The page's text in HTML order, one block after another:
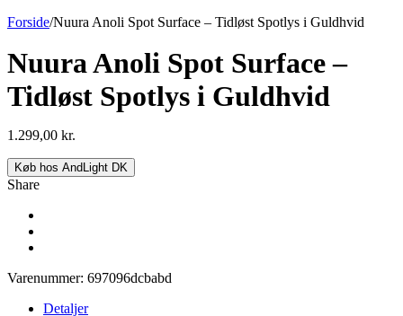
Forside/Nuura Anoli Spot Surface – Tidløst Spotlys i Guldhvid
Nuura Anoli Spot Surface –
Tidløst Spotlys i Guldhvid
1.299,00 kr.
Køb hos AndLight DK
Share
Varenummer: 697096dcbabd
Detaljer